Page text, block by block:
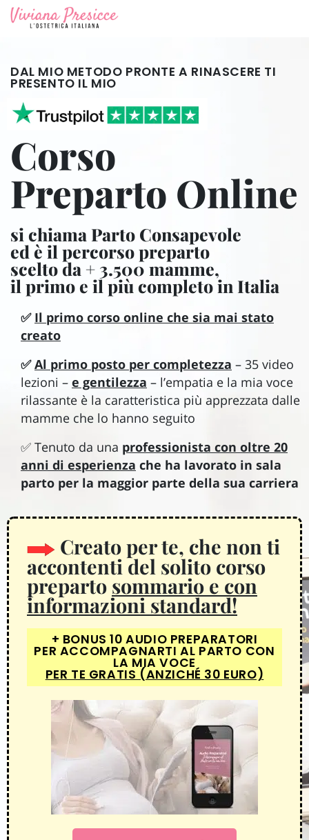
DAL MIO METODO PRONTE A RINASCERE TI
PRESENTO IL MIO
Corso
Preparto Online
si chiama Parto Consapevole
ed è il percorso preparto
scelto da + 3.500 mamme,
il primo e il più completoin Italia
✅ Il primo corso online che sia mai stato
creato
✅Al primo posto per completezza – 35 video
lezioni – e gentilezza – l’empatia e la mia voce
rilassante è la caratteristica più apprezzata dalle
mamme che lo hanno seguito
✅ Tenuto da una professionista con oltre 20
anni di esperienza che ha lavorato in sala
parto per la maggior parte della sua carriera
Creato per te, che non ti
accontenti del solito corso
preparto sommario e con
informazioni standard!
+ BONUS 10 AUDIO PREPARATORI
PER ACCOMPAGNARTI AL PARTO CON
LA MIA VOCE
PER TE GRATIS (ANZICHÉ 30 EURO)